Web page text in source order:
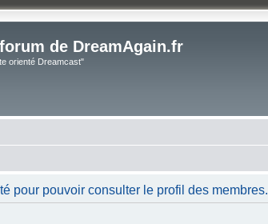
de DreamAgain.fr
orienté Dreamcast"
pour pouvoir consulter le profil des membres.